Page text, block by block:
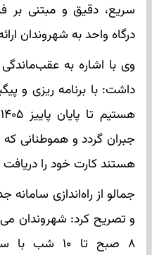
سریع، دقیق و مبتنی بر
درگاه واحد به شهروندان
وی با اشاره به
داشت: با برنامه ریزی و
جبران گردد و هموطنانی
هستند کارت خود را دریافت
جمالو از راه‌اندازی
و تصریح کرد: شهروندان